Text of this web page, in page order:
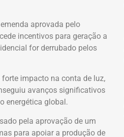
aprovada pelo
incentivos para geração a
for derrubado pelos
impacto na conta de luz,
avanços significativos
energética global.
pela aprovação de um
para apoiar a produção de